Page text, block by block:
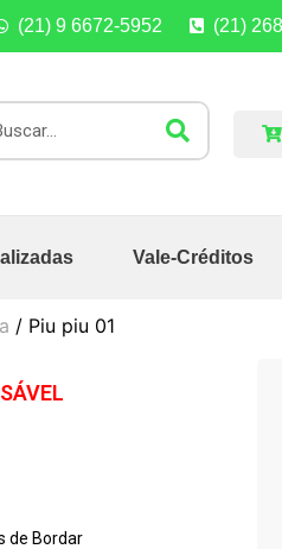
(21) 9 6672-5952 (21)
Vale-Créditos
/ Piu piu 01
de Bordar